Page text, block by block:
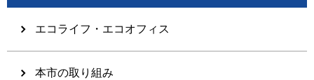
エコライフ・エコオフィス
本市の取り組み